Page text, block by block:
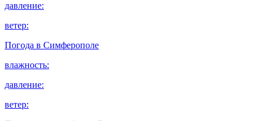
давление:
ветер:
Погода в Симферополе
влажность:
давление:
ветер: